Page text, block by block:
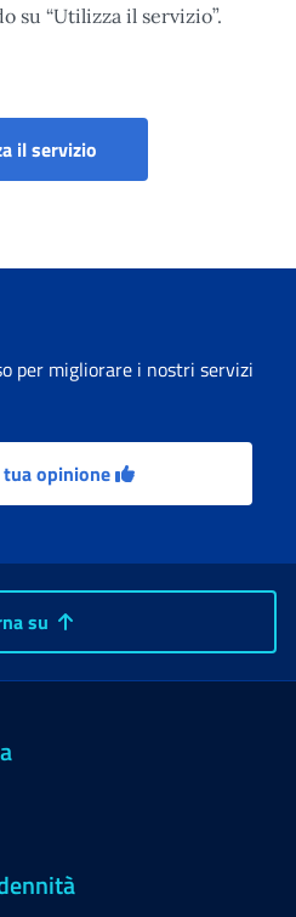
su “Utilizza il servizio”.
il servizio
per migliorare i nostri servizi
tua opinione
su